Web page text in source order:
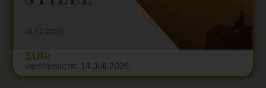
Stille
veröffentlicht: 14 Juli 2026